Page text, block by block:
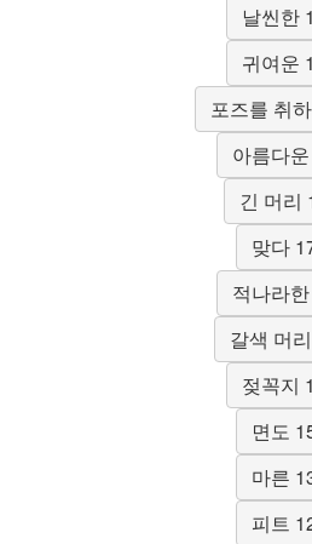
날씬한
귀여운
포즈를 취
아름다
긴 머리
맞다
적나라
갈색 머
젖꼭지
면도
마른
피트